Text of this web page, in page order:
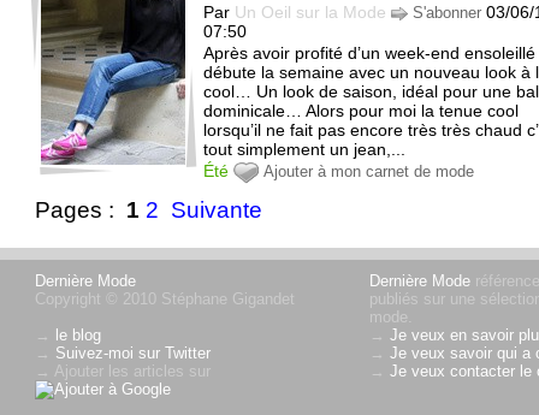
Par Un Oeil sur la Mode S'abonner 03/06/
07:50
Après avoir profité d’un week-end
débute la semaine avec un nouveau look à
cool… Un look de saison, idéal pour une
dominicale… Alors pour moi la tenue cool
lorsqu’il ne fait pas encore très très chaud
tout simplement un jean,...
Été
Ajouter à mon carnet de mode
Pages : 1 2 Suivante
Dernière Mode
Copyright © 2010 Stéphane Gigandet
→
le blog
→ Suivez-moi sur Twitter
→ Ajouter les articles sur
Dernière Mode
publiés sur une
mode.
→Je veux en savoir
→Je veux savoir qui a
→Je veux contacter le